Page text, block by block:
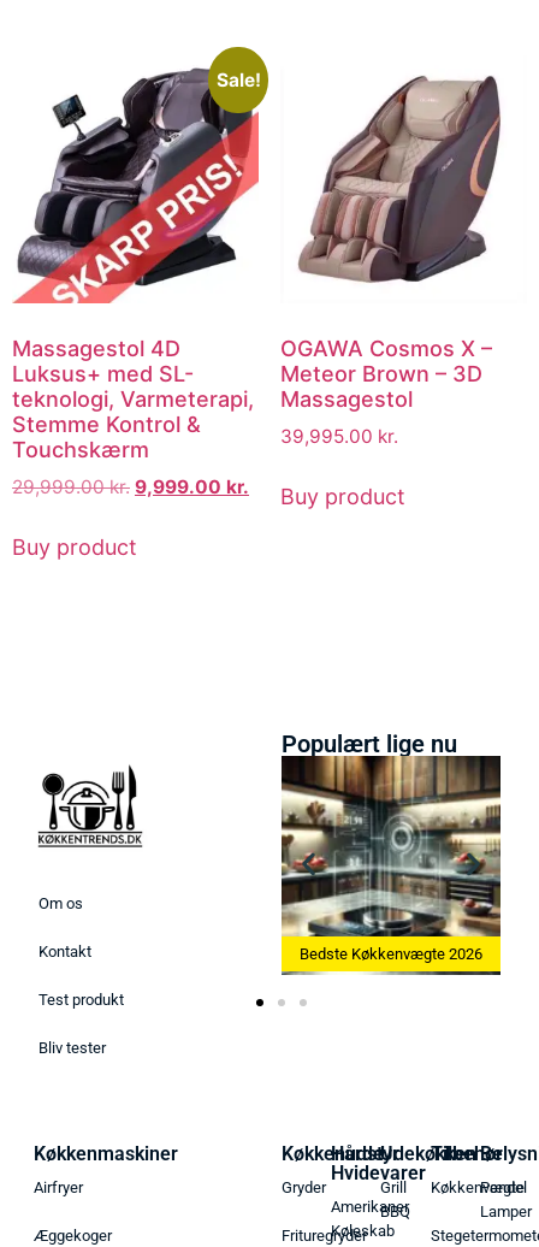
Sale!
Massagestol 4D
Luksus+ med SL-
teknologi, Varmeterapi,
Stemme Kontrol &
Touchskærm
29,999.00kr. 9,999.00 kr.
Buy product
OGAWA Cosmos X –
Meteor Brown – 3D
Massagestol
39,995.00 kr.
Buy product
Om os
Kontakt
Test produkt
Bliv tester
Populært lige nu
Bedste Ismaskine 2026 Bedste Køkkenvægte 2026 Bedste
Køkkenmaskiner
Airfryer
Æggekoger
Køkkenudstyr
Gryder
Frituregryder
Hårde
Hvidevarer
Amerikaner
Køleskab
Udekøkken
Grill
BBQ
Tilbehør
Køkkenvægte
Pendel
Lamper